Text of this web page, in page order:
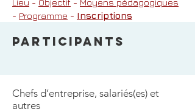
Lieu - Objectif - Moyens pédagogiques
- Programme - Inscriptions
PARTICIPANTS
Chefs d’entreprise, salariés(es) et
autres